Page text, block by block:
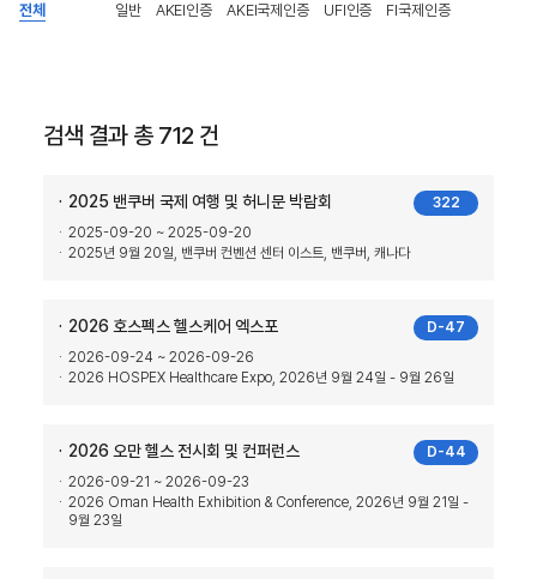
전체 일반 AKEI인증 AKEI국제인증 UFI인증 FI국제인증
검색 결과 총 712 건
322
2025 밴쿠버 국제 여행 및 허니문 박람회
2025-09-20 ~ 2025-09-20
2025년 9월 20일, 밴쿠버 컨벤션 센터 이스트, 밴쿠버, 캐나다
D-47
2026 호스펙스 헬스케어 엑스포
2026-09-24 ~ 2026-09-26
2026 HOSPEX Healthcare Expo, 2026년 9월 24일 - 9월 26일
D-44
2026 오만 헬스 전시회 및 컨퍼런스
2026-09-21 ~ 2026-09-23
2026 Oman Health Exhibition & Conference, 2026년 9월 21일 -
9월 23일